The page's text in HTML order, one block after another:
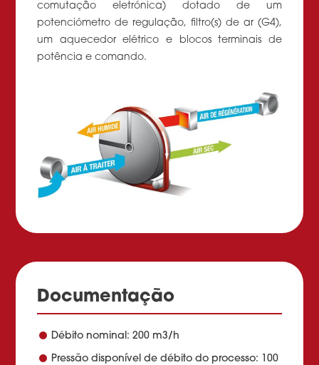
comutação eletrónica) dotado de um
potenciómetro de regulação, filtro(s) de ar (G4),
um aquecedor elétrico e blocos terminais de
potência e comando.
Documentação
Débito nominal: 200 m3/h
Pressão disponível de débito do processo: 100